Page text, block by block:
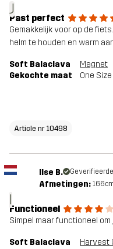
J
Past perfect
Gemakkelijk voor op de
helm te houden en warm
Soft Balaclava
Magnet
Gekochte maat
One Size
Article nr 10498
I
Ilse B.
Afmetingen:
Functioneel
Simpel maar functioneel
Soft Balaclava
Harvest